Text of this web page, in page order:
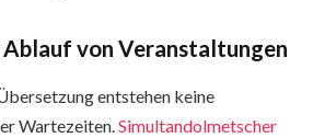
von Veranstaltungen
entstehen keine
Wartezeiten.Simultandolmetscher